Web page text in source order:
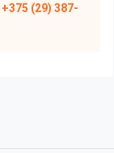
+375 (29) 387-